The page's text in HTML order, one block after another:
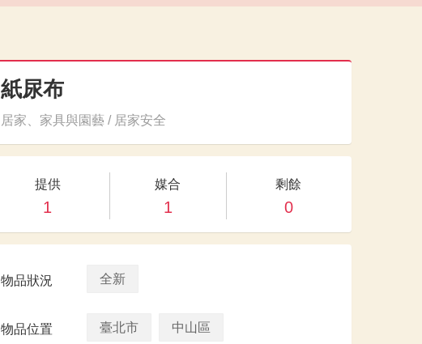
紙尿布
居家、家具與園藝 / 居家安全
提供
1
媒合
1
剩餘
0
物品狀況 全新
物品位置 臺北市 中山區